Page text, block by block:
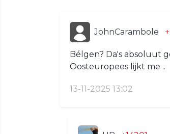
JohnCarambole
Bélgen? Da's absoluut
Oosteuropees lijkt me ..
13-11-2025 13:02